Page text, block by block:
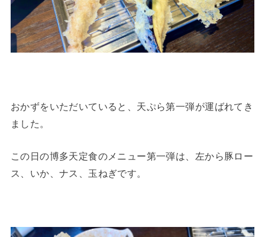
おかずをいただいていると、天ぷら第一弾が運ばれてき
ました。
この日の博多天定食のメニュー第一弾は、左から豚ロー
ス、いか、ナス、玉ねぎです。